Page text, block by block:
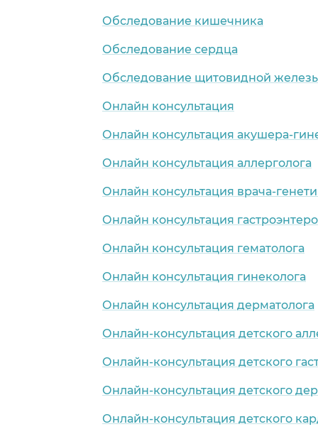
Обследование кишечника
Обследование сердца
Обследование щитовидной
Онлайн консультация
Онлайн консультация акушера-
Онлайн консультация аллерголога
Онлайн консультация врача-
Онлайн консультация
Онлайн консультация гематолога
Онлайн консультация гинеколога
Онлайн консультация дерматолога
Онлайн-консультация детского
Онлайн-консультация детского
Онлайн-консультация детского
Онлайн-консультация детского